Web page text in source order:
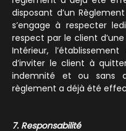
disposant d’un
s’engage à respecter
respect par le client
Intérieur,
d’inviter le client à
indemnité et ou sans
règlement a déjà été
7. Responsabilité